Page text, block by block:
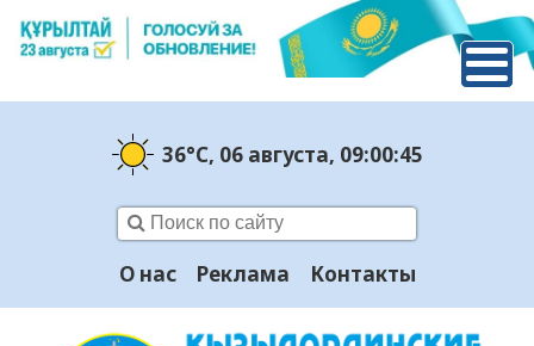
36°C, 06 августа, 09:00:45
О нас Реклама Контакты